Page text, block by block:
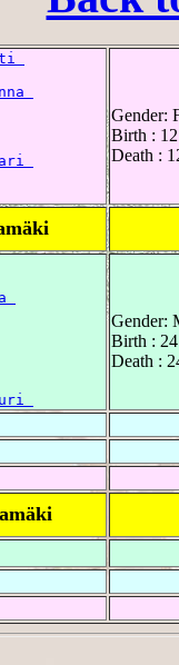
Gender:
Birth :
Death :
Gender:
Birth :
Death :